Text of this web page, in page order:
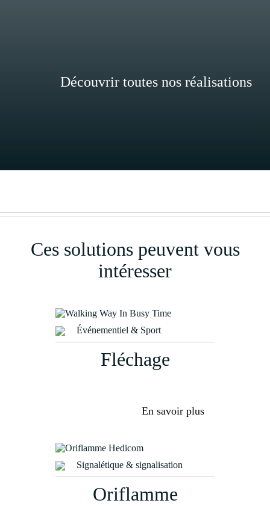
Découvrir toutes nos réalisations
Ces solutions peuvent vous
intéresser
Événementiel & Sport
Fléchage
En savoir plus
Signalétique & signalisation
Oriflamme